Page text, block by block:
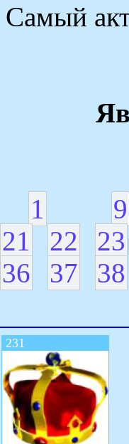
Самый
1 9
21
22 23
36
37 38
231